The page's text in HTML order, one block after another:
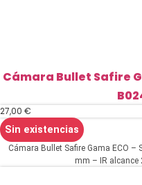
Cámara Bullet Safire
27,00 €
Sin existencias
Cámara Bullet Safire Gama ECO –
mm – IR alcance